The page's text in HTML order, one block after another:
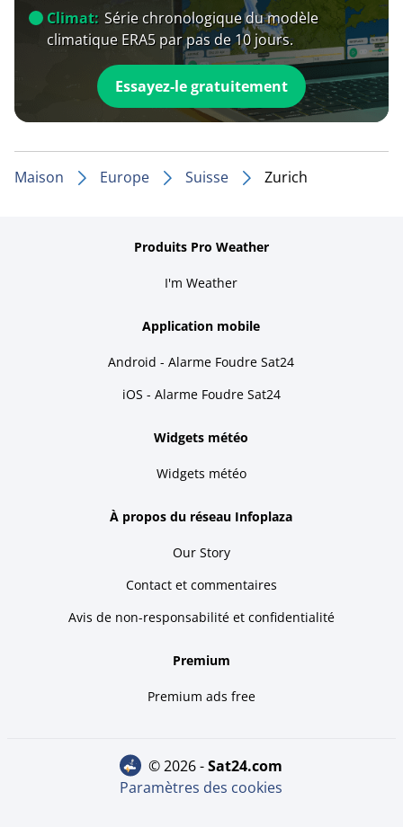
Climat: Série chronologique du modèle
climatique ERA5 par pas de 10 jours.
Essayez-le gratuitement
Maison Europe Suisse Zurich
Produits Pro Weather
I'm Weather
Application mobile
Android - Alarme Foudre Sat24
iOS - Alarme Foudre Sat24
Widgets météo
Widgets météo
À propos du réseau Infoplaza
Our Story
Contact et commentaires
Avis de non-responsabilité et confidentialité
Premium
Premium ads free
© 2026 - sat24.com
Paramètres des cookies